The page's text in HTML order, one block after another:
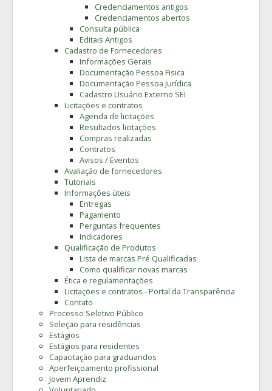
Credenciamentos antigos
Credenciamentos abertos
Consulta pública
Editais Antigos
Cadastro de Fornecedores
Informações Gerais
Documentação Pessoa Fisica
Documentação Pessoa Jurídica
Cadastro Usuário Externo SEI
Licitações e contratos
Agenda de licitações
Resultados licitações
Compras realizadas
Contratos
Avisos / Eventos
Avaliação de fornecedores
Tutoriais
Informações úteis
Entregas
Pagamento
Perguntas frequentes
Indicadores
Qualificação de Produtos
Lista de marcas Pré Qualificadas
Como qualificar novas marcas
Ética e regulamentações
Licitações e contratos - Portal da Transparência
Contato
Processo Seletivo Público
Seleção para residências
Estágios
Estágios para residentes
Capacitação para graduandos
Aperfeiçoamento profissional
Jovem Aprendiz